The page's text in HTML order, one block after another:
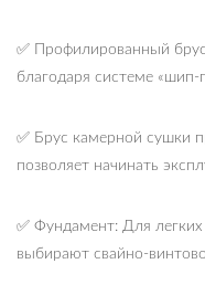
✅ Профилированный
благодаря системе «шип-
✅ Брус камерной сушки
позволяет начинать
✅ Фундамент: Для
выбирают свайно-